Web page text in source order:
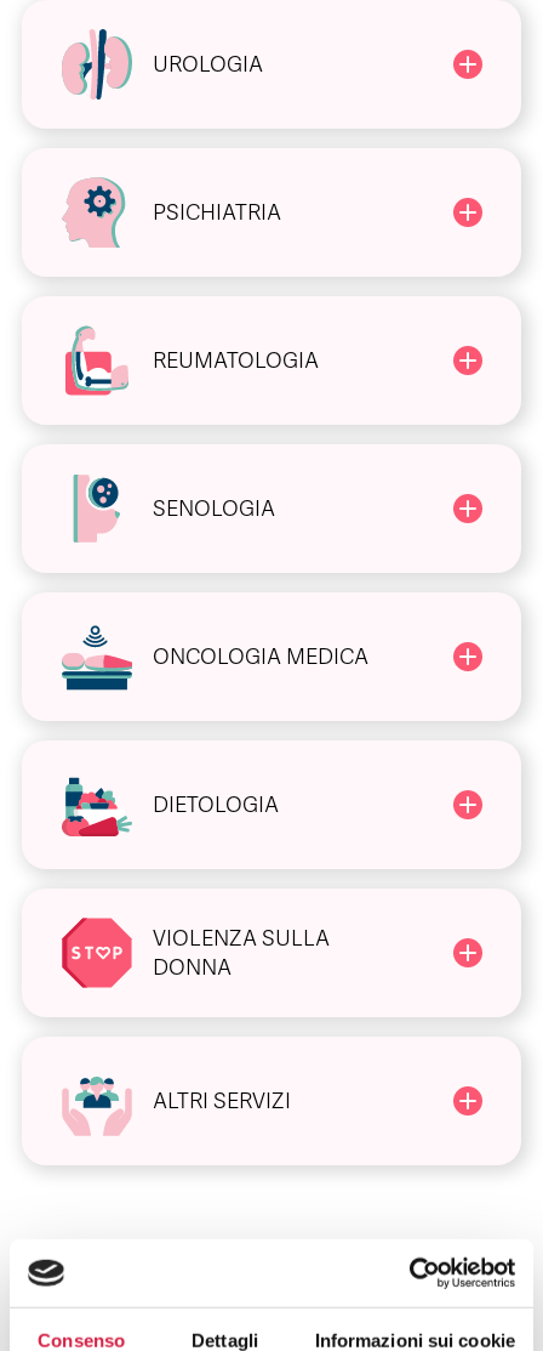
Consenso Dettagli Informazioni sui cookie
UROLOGIA
PSICHIATRIA
REUMATOLOGIA
SENOLOGIA
ONCOLOGIA MEDICA
DIETOLOGIA
VIOLENZA SULLA
DONNA
ALTRI SERVIZI